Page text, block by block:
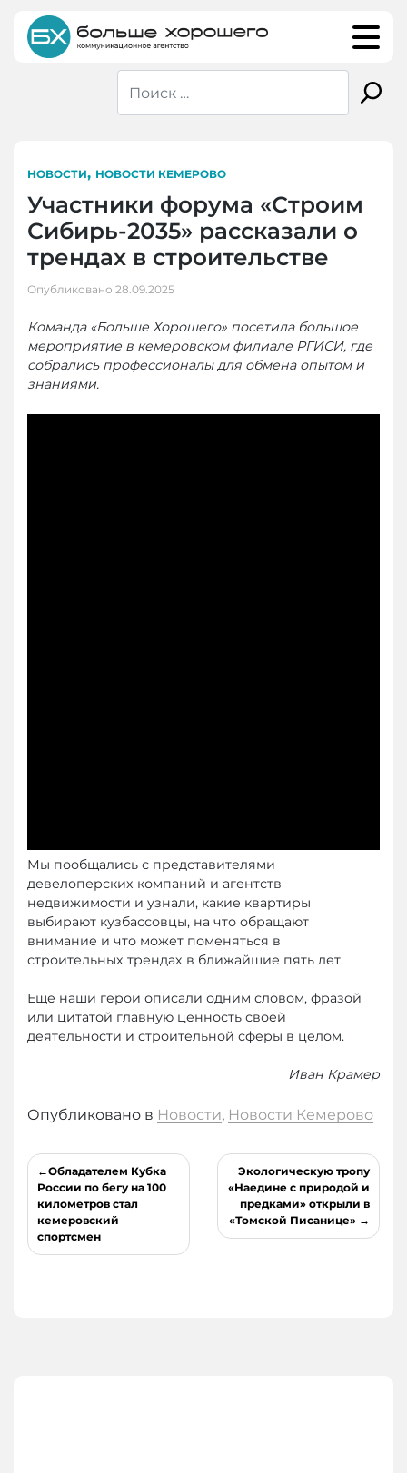
content
НОВОСТИ, НОВОСТИ КЕМЕРОВО
Участники форума «Строим
Сибирь-2035» рассказали о
трендах в строительстве
Опубликовано 28.09.2025
Команда «Больше Хорошего» посетила большое
мероприятие в кемеровском филиале РГИСИ, где
собрались профессионалы для обмена опытом и
знаниями.
Мы пообщались с представителями
девелоперских компаний и агентств
недвижимости и узнали, какие квартиры
выбирают кузбассовцы, на что обращают
внимание и что может поменяться в
строительных трендах в ближайшие пять лет.
Еще наши герои описали одним словом, фразой
или цитатой главную ценность своей
деятельности и строительной сферы в целом.
Иван Крамер
Опубликовано в Новости, Новости Кемерово
Навигация
по
записям
Обладателем Кубка
России по бегу на 100
километров стал
кемеровский
спортсмен
Экологическую тропу
«Наедине с природой и
предками» открыли в
«Томской Писанице»